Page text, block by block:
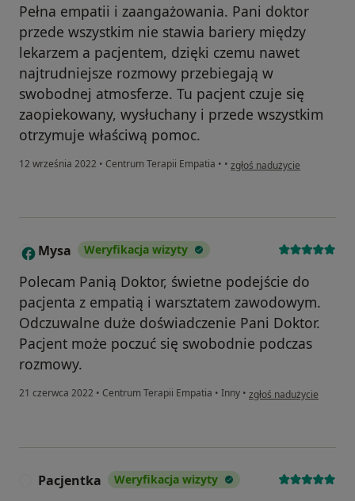
Pełna empatii i zaangażowania. Pani doktor
przede wszystkim nie stawia bariery między
lekarzem a pacjentem, dzięki czemu nawet
najtrudniejsze rozmowy przebiegają w
swobodnej atmosferze. Tu pacjent czuje się
zaopiekowany, wysłuchany i przede wszystkim
otrzymuje właściwą pomoc.
12 września 2022 • Centrum Terapii Empatia • • w opinii użytkownika
zgłoś nadużycie
M Mysa Weryfikacja wizyty
Polecam Panią Doktor, świetne podejście do
pacjenta z empatią i warsztatem zawodowym.
Odczuwalne duże doświadczenie Pani Doktor.
Pacjent może poczuć się swobodnie podczas
rozmowy.
21 czerwca 2022 • Centrum Terapii Empatia • Inny • w opinii użytkownika
zgłoś nadużycie
Pacjentka Weryfikacja wizyty